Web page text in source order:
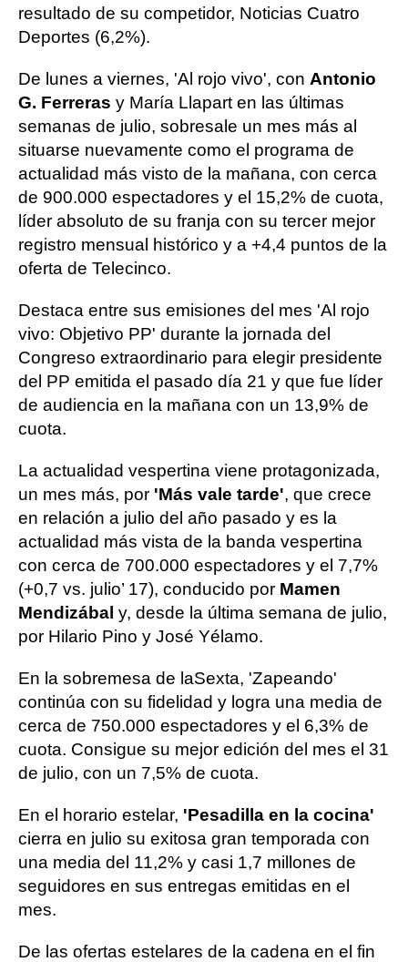
resultado de su competidor, Noticias Cuatro
Deportes (6,2%).
De lunes a viernes, 'Al rojo vivo', con Antonio
G. Ferreras y María Llapart en las últimas
semanas de julio, sobresale un mes más al
situarse nuevamente como el programa de
actualidad más visto de la mañana, con cerca
de 900.000 espectadores y el 15,2% de cuota,
líder absoluto de su franja con su tercer mejor
registro mensual histórico y a +4,4 puntos de la
oferta de Telecinco.
Destaca entre sus emisiones del mes 'Al rojo
vivo: Objetivo PP' durante la jornada del
Congreso extraordinario para elegir presidente
del PP emitida el pasado día 21 y que fue líder
de audiencia en la mañana con un 13,9% de
cuota.
La actualidad vespertina viene protagonizada,
un mes más, por 'Más vale tarde', que crece
en relación a julio del año pasado y es la
actualidad más vista de la banda vespertina
con cerca de 700.000 espectadores y el 7,7%
(+0,7 vs. julio’ 17), conducido por Mamen
Mendizábal y, desde la última semana de julio,
por Hilario Pino y José Yélamo.
En la sobremesa de laSexta, 'Zapeando'
continúa con su fidelidad y logra una media de
cerca de 750.000 espectadores y el 6,3% de
cuota. Consigue su mejor edición del mes el 31
de julio, con un 7,5% de cuota.
En el horario estelar, 'Pesadilla en la cocina'
cierra en julio su exitosa gran temporada con
una media del 11,2% y casi 1,7 millones de
seguidores en sus entregas emitidas en el
mes.
De las ofertas estelares de la cadena en el fin